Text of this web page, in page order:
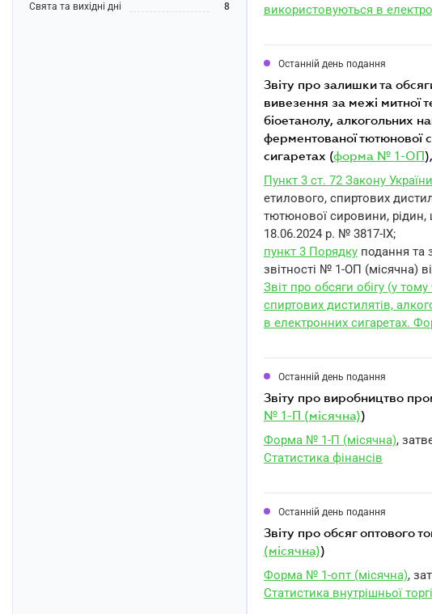
Свята та вихідні дні
8
використовуються в
Останній день подання
звіту про залишки та обсяги обігу (в тому числі ввезення на митну територію України,
вивезення за межі митної
біоетанолу, алкогольних
ферментованої тютюнової
сигаретах (форма № 1-ОП
Пункт 3 ст. 72 Закону України
етилового, спиртових
тютюнової сировини, рідин,
18.06.2024 р. № 3817-IX;
пункт 3 Порядку подання та
звітності № 1-ОП (місячна)
Звіт про обсяги обігу (у
спиртових дистилятів,
в електронних сигаретах.
Останній день подання
звіту про виробництво
№ 1-П (місячна))
Форма № 1-П (місячна),
Статистика фінансів
Останній день подання
звіту про обсяг оптового
(місячна))
Форма № 1-опт (місячна),
Статистика внутрішньої